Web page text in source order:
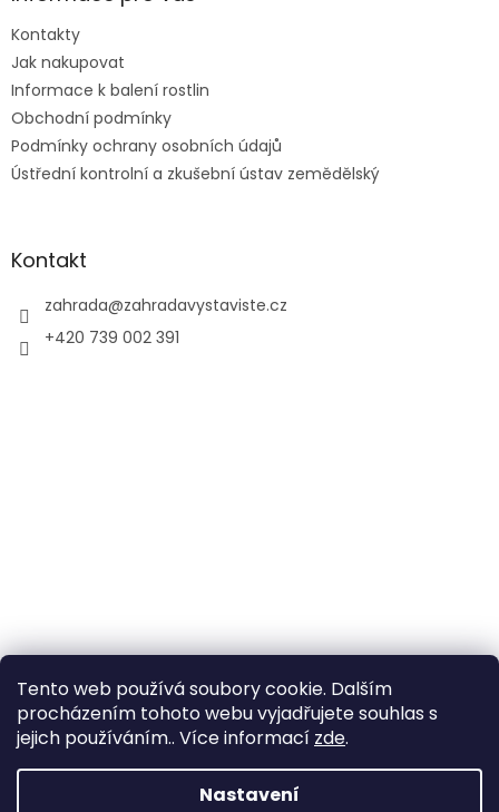
Tento web používá soubory cookie. Dalším
procházením tohoto webu vyjadřujete souhlas s
jejich používáním.. Více informací zde.
Nastavení
Kontakty
Jak nakupovat
Informace k balení rostlin
Obchodní podmínky
Podmínky ochrany osobních údajů
Ústřední kontrolní a zkušební ústav zemědělský
Kontakt
zahrada@zahradavystaviste.cz
+420 739 002 391